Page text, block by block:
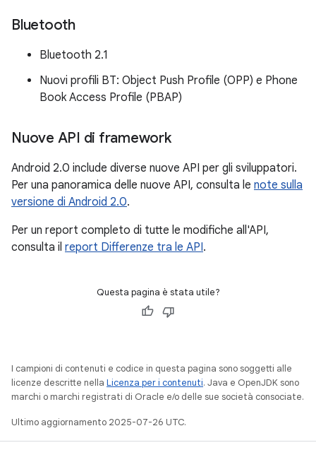
Bluetooth
Bluetooth 2.1
Nuovi profili BT: Object Push Profile (OPP) e Phone
Book Access Profile (PBAP)
Nuove API di framework
Android 2.0 include diverse nuove API per gli sviluppatori.
Per una panoramica delle nuove API, consulta le note sulla
versione di Android 2.0.
Per un report completo di tutte le modifiche all'API,
consulta il report Differenze tra le API.
Questa pagina è stata utile?
I campioni di contenuti e codice in questa pagina sono soggetti alle
licenze descritte nella Licenza per i contenuti. Java e OpenJDK sono
marchi o marchi registrati di Oracle e/o delle sue società consociate.
Ultimo aggiornamento 2025-07-26 UTC.